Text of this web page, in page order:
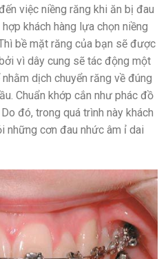
việc niềng răng khi ăn bị đau
khách hàng lựa chọn niềng
bề mặt răng của bạn sẽ được
vì dây cung sẽ tác động một
dịch chuyển răng về đúng
Chuẩn khớp cắn như phác đồ
đó, trong quá trình này khách
những cơn đau nhức âm ỉ dai